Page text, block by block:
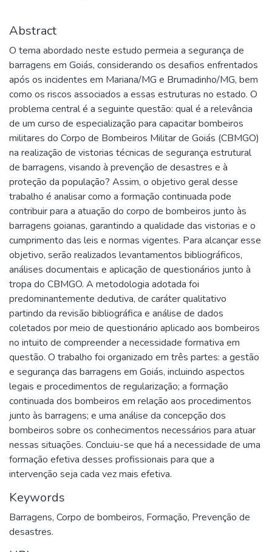
Abstract
O tema abordado neste estudo permeia a segurança de
barragens em Goiás, considerando os desafios enfrentados
após os incidentes em Mariana/MG e Brumadinho/MG, bem
como os riscos associados a essas estruturas no estado. O
problema central é a seguinte questão: qual é a relevância
de um curso de especialização para capacitar bombeiros
militares do Corpo de Bombeiros Militar de Goiás (CBMGO)
na realização de vistorias técnicas de segurança estrutural
de barragens, visando à prevenção de desastres e à
proteção da população? Assim, o objetivo geral desse
trabalho é analisar como a formação continuada pode
contribuir para a atuação do corpo de bombeiros junto às
barragens goianas, garantindo a qualidade das vistorias e o
cumprimento das leis e normas vigentes. Para alcançar esse
objetivo, serão realizados levantamentos bibliográficos,
análises documentais e aplicação de questionários junto à
tropa do CBMGO. A metodologia adotada foi
predominantemente dedutiva, de caráter qualitativo
partindo da revisão bibliográfica e análise de dados
coletados por meio de questionário aplicado aos bombeiros
no intuito de compreender a necessidade formativa em
questão. O trabalho foi organizado em três partes: a gestão
e segurança das barragens em Goiás, incluindo aspectos
legais e procedimentos de regularização; a formação
continuada dos bombeiros em relação aos procedimentos
junto às barragens; e uma análise da concepção dos
bombeiros sobre os conhecimentos necessários para atuar
nessas situações. Concluiu-se que há a necessidade de uma
formação efetiva desses profissionais para que a
intervenção seja cada vez mais efetiva.
Keywords
Barragens, Corpo de bombeiros, Formação, Prevenção de
desastres.